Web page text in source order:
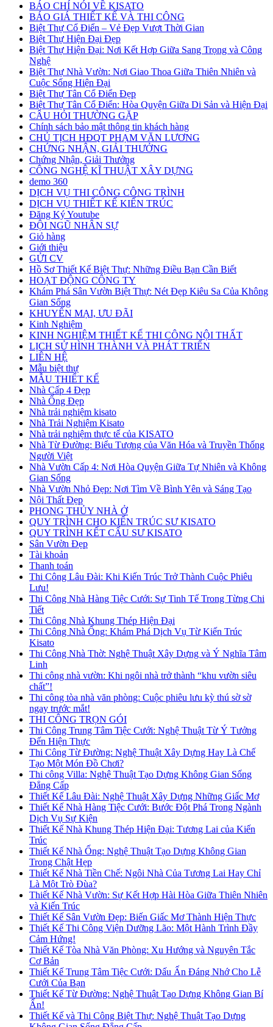
BÁO CHÍ NÓI VỀ KISATO
BÁO GIÁ THIẾT KẾ VÀ THI CÔNG
Biệt Thự Cổ Điển – Vẻ Đẹp Vượt Thời Gian
Biệt Thự Hiện Đại Đẹp
Biệt Thự Hiện Đại: Nơi Kết Hợp Giữa Sang Trọng và Công
Nghệ
Biệt Thự Nhà Vườn: Nơi Giao Thoa Giữa Thiên Nhiên và
Cuộc Sống Hiện Đại
Biệt Thự Tân Cổ Điển Đẹp
Biệt Thự Tân Cổ Điển: Hòa Quyện Giữa Di Sản và Hiện Đại
CÂU HỎI THƯỜNG GẶP
Chính sách bảo mật thông tin khách hàng
CHỦ TỊCH HĐQT PHẠM VĂN LƯƠNG
CHỨNG NHẬN, GIẢI THƯỞNG
Chứng Nhận, Giải Thưởng
CÔNG NGHỆ KĨ THUẬT XÂY DỰNG
demo 360
DỊCH VỤ THI CÔNG CÔNG TRÌNH
DỊCH VỤ THIẾT KẾ KIẾN TRÚC
Đăng Ký Youtube
ĐỘI NGŨ NHÂN SỰ
Giỏ hàng
Giới thiệu
GỬI CV
Hồ Sơ Thiết Kế Biệt Thự: Những Điều Bạn Cần Biết
HOẠT ĐỘNG CÔNG TY
Khám Phá Sân Vườn Biệt Thự: Nét Đẹp Kiêu Sa Của Không
Gian Sống
KHUYẾN MẠI, ƯU ĐÃI
Kinh Nghiệm
KINH NGHIỆM THIẾT KẾ THI CÔNG NỘI THẤT
LỊCH SỬ HÌNH THÀNH VÀ PHÁT TRIỂN
LIÊN HỆ
Mẫu biệt thự
MẪU THIẾT KẾ
Nhà Cấp 4 Đẹp
Nhà Ống Đẹp
Nhà trải nghiệm kisato
Nhà Trải Nghiệm Kisato
Nhà trải nghiệm thực tế của KISATO
Nhà Từ Đường: Biểu Tượng của Văn Hóa và Truyền Thống
Người Việt
Nhà Vườn Cấp 4: Nơi Hòa Quyện Giữa Tự Nhiên và Không
Gian Sống
Nhà Vườn Nhỏ Đẹp: Nơi Tìm Về Bình Yên và Sáng Tạo
Nội Thất Đẹp
PHONG THỦY NHÀ Ở
QUY TRÌNH CHO KIẾN TRÚC SƯ KISATO
QUY TRÌNH KẾT CẤU SƯ KISATO
Sân Vườn Đẹp
Tài khoản
Thanh toán
Thi Công Lâu Đài: Khi Kiến Trúc Trở Thành Cuộc Phiêu
Lưu!
Thi Công Nhà Hàng Tiệc Cưới: Sự Tinh Tế Trong Từng Chi
Tiết
Thi Công Nhà Khung Thép Hiện Đại
Thi Công Nhà Ống: Khám Phá Dịch Vụ Từ Kiến Trúc
Kisato
Thi Công Nhà Thờ: Nghệ Thuật Xây Dựng và Ý Nghĩa Tâm
Linh
Thi công nhà vườn: Khi ngôi nhà trở thành “khu vườn siêu
chất”!
Thi công tòa nhà văn phòng: Cuộc phiêu lưu kỳ thú sờ sờ
ngay trước mắt!
THI CÔNG TRỌN GÓI
Thi Công Trung Tâm Tiệc Cưới: Nghệ Thuật Từ Ý Tưởng
Đến Hiện Thực
Thi Công Từ Đường: Nghệ Thuật Xây Dựng Hay Là Chế
Tạo Một Món Đồ Chơi?
Thi công Villa: Nghệ Thuật Tạo Dựng Không Gian Sống
Đẳng Cấp
Thiết Kế Lâu Đài: Nghệ Thuật Xây Dựng Những Giấc Mơ
Thiết Kế Nhà Hàng Tiệc Cưới: Bước Đột Phá Trong Ngành
Dịch Vụ Sự Kiện
Thiết Kế Nhà Khung Thép Hiện Đại: Tương Lai của Kiến
Trúc
Thiết Kế Nhà Ống: Nghệ Thuật Tạo Dựng Không Gian
Trong Chật Hẹp
Thiết Kế Nhà Tiền Chế: Ngôi Nhà Của Tương Lai Hay Chỉ
Là Một Trò Đùa?
Thiết Kế Nhà Vườn: Sự Kết Hợp Hài Hòa Giữa Thiên Nhiên
và Kiến Trúc
Thiết Kế Sân Vườn Đẹp: Biến Giấc Mơ Thành Hiện Thực
Thiết Kế Thi Công Viện Dưỡng Lão: Một Hành Trình Đầy
Cảm Hứng!
Thiết Kế Tòa Nhà Văn Phòng: Xu Hướng và Nguyên Tắc
Cơ Bản
Thiết Kế Trung Tâm Tiệc Cưới: Dấu Ấn Đáng Nhớ Cho Lễ
Cưới Của Bạn
Thiết Kế Từ Đường: Nghệ Thuật Tạo Dựng Không Gian Bí
Ẩn!
Thiết Kế và Thi Công Biệt Thự: Nghệ Thuật Tạo Dựng